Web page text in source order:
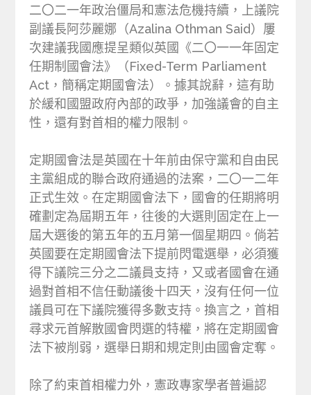
二〇二一年政治僵局和憲法危機持續，上議院
副議長阿莎麗娜（Azalina Othman Said）屢
次建議我國應提呈類似英國《二〇一一年固定
任期制國會法》（Fixed-Term Parliament
Act，簡稱定期國會法）。據其說辭，這有助
於緩和國盟政府內部的政爭，加強議會的自主
性，還有對首相的權力限制。
定期國會法是英國在十年前由保守黨和自由民
主黨組成的聯合政府通過的法案，二〇一二年
正式生效。在定期國會法下，國會的任期將明
確劃定為屆期五年，往後的大選則固定在上一
屆大選後的第五年的五月第一個星期四。倘若
英國要在定期國會法下提前閃電選舉，必須獲
得下議院三分之二議員支持，又或者國會在通
過對首相不信任動議後十四天，沒有任何一位
議員可在下議院獲得多數支持。換言之，首相
尋求元首解散國會閃選的特權，將在定期國會
法下被削弱，選舉日期和規定則由國會定奪。
除了約束首相權力外，憲政專家學者普遍認